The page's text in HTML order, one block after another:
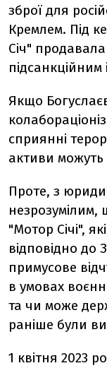
зброї для
Кремлем. Під
Січ" продавала
Якщо
сприянні
активи можуть
Проте, з
незрозумілим,
"Мотор Січі",
відповідно до
примусове
в умовах
та чи може
раніше були
1 квітня 2023